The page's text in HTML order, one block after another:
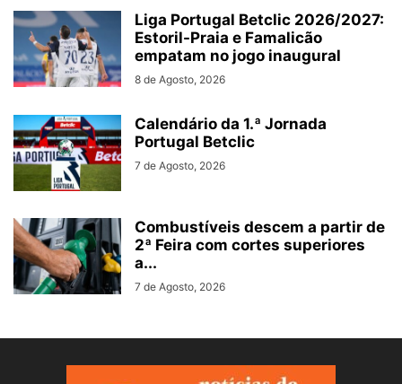
Liga Portugal Betclic 2026/2027:
Estoril-Praia e Famalicão
empatam no jogo inaugural
8 de Agosto, 2026
Calendário da 1.ª Jornada
Portugal Betclic
7 de Agosto, 2026
Combustíveis descem a partir de
2ª Feira com cortes superiores
a...
7 de Agosto, 2026